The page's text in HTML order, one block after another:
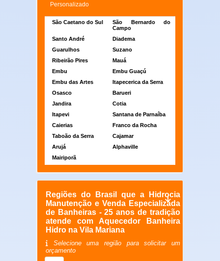
Personalizado
São Caetano do Sul
São Bernardo do
Campo
Santo André
Diadema
Guarulhos
Suzano
Ribeirão Pires
Mauá
Embu
Embu Guaçú
Embu das Artes
Itapecerica da Serra
Osasco
Barueri
Jandira
Cotia
Itapevi
Santana de Parnaíba
Caierias
Franco da Rocha
Taboão da Serra
Cajamar
Arujá
Alphaville
Mairiporã
Regiões do Brasil que a Hidrocia
Manutenção e Venda Especializada
de Banheiras - 25 anos de tradição
atende com Aquecedor Banheira
Hidro na Vila Mariana
Selecione uma região para solicitar um
orçamento